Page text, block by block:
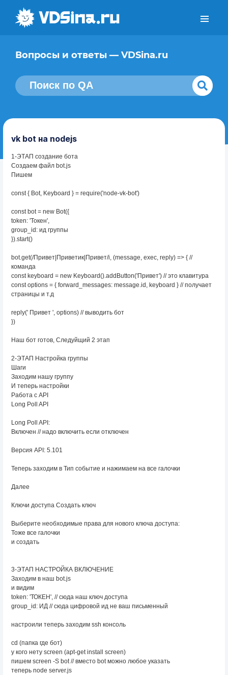
Вопросы и ответы — VDSina.ru
vk bot на nodejs
1-ЭТАП создание бота
Создаем файл bot.js
Пишем
const { Bot, Keyboard } = require('node-vk-bot')
const bot = new Bot({
token: 'Токен',
group_id: ид группы
}).start()
bot.get(/Привет|Приветик|Привет/i, (message, exec, reply) => { //
команда
const keyboard = new Keyboard().addButton('Привет') // это клавитура
const options = { forward_messages: message.id, keyboard } // получает
страницы и т.д
reply(' Привет ', options) // выводить бот
})
Наш бот готов, Следуйщий 2 этап
2-ЭТАП Настройка группы
Шаги
Заходим нашу группу
И теперь настройки
Работа с API
Long Poll API
Long Poll API:
Включен // надо включить если отключен
Версия API: 5.101
Теперь заходим в Тип событие и нажимаем на все галочки
Далее
Ключи доступа Создать ключ
Выберите необходимые права для нового ключа доступа:
Тоже все галочки
и создать
3-ЭТАП НАСТРОЙКА ВКЛЮЧЕНИЕ
Заходим в наш bot.js
и видим
token: 'ТОКЕН', // сюда наш ключ доступа
group_id: ИД // сюда цифровой ид не ваш письменный
настроили теперь заходим ssh консоль
cd (папка где бот)
у кого нету screen (apt-get install screen)
пишем screen -S bot // вместо bot можно любое указать
теперь node server.js